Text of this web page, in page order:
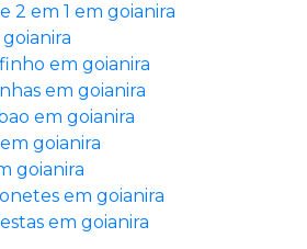
2 em 1 em goianira
em goianira
em goianira
em goianira
goianira
goianira
em goianira
em goianira